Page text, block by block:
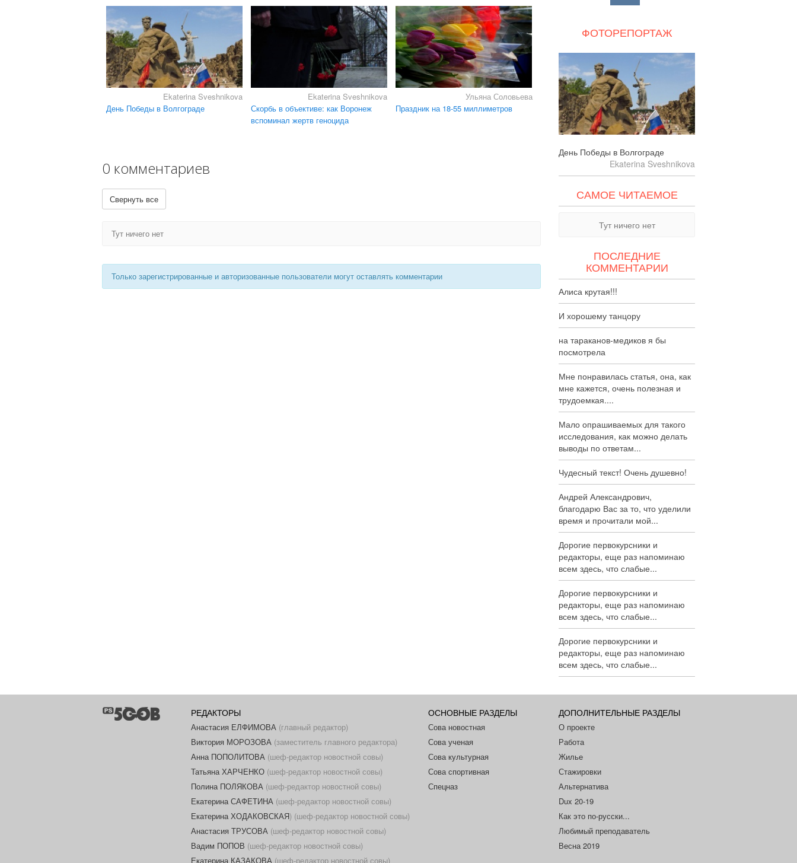
Ekaterina Sveshnikova
День Победы в Волгограде
Ekaterina Sveshnikova
Скорбь в объективе: как Воронеж
вспоминал жертв геноцида
Ульяна Соловьева
Праздник на 18-55 миллиметров
0 комментариев
Свернуть все
Тут ничего нет
Только зарегистрированные и авторизованные пользователи могут оставлять комментарии
ФОТОРЕПОРТАЖ
День Победы в Волгограде
Ekaterina Sveshnikova
САМОЕ ЧИТАЕМОЕ
Тут ничего нет
ПОСЛЕДНИЕ
КОММЕНТАРИИ
Алиса крутая!!!
И хорошему танцору
на тараканов-медиков я бы
посмотрела
Мне понравилась статья, она, как
мне кажется, очень полезная и
трудоемкая....
Мало опрашиваемых для такого
исследования, как можно делать
выводы по ответам...
Чудесный текст! Очень душевно!
Андрей Александрович,
благодарю Вас за то, что уделили
время и прочитали мой...
Дорогие первокурсники и
редакторы, еще раз напоминаю
всем здесь, что слабые...
Дорогие первокурсники и
редакторы, еще раз напоминаю
всем здесь, что слабые...
Дорогие первокурсники и
редакторы, еще раз напоминаю
всем здесь, что слабые...
РЕДАКТОРЫ
Анастасия ЕЛФИМОВА (главный редактор)
Виктория МОРОЗОВА (заместитель главного редактора)
Анна ПОПОЛИТОВА (шеф-редактор новостной совы)
Татьяна ХАРЧЕНКО (шеф-редактор новостной совы)
Полина ПОЛЯКОВА (шеф-редактор новостной совы)
Екатерина САФЕТИНА (шеф-редактор новостной совы)
Екатерина ХОДАКОВСКАЯ) (шеф-редактор новостной совы)
Анастасия ТРУСОВА (шеф-редактор новостной совы)
Вадим ПОПОВ (шеф-редактор новостной совы)
Екатерина КАЗАКОВА (шеф-редактор новостной совы)
ОСНОВНЫЕ РАЗДЕЛЫ
Сова новостная
Сова ученая
Сова культурная
Сова спортивная
Спецназ
ДОПОЛНИТЕЛЬНЫЕ РАЗДЕЛЫ
О проекте
Работа
Жилье
Стажировки
Альтернатива
Dux 20-19
Как это по-русски...
Любимый преподаватель
Весна 2019